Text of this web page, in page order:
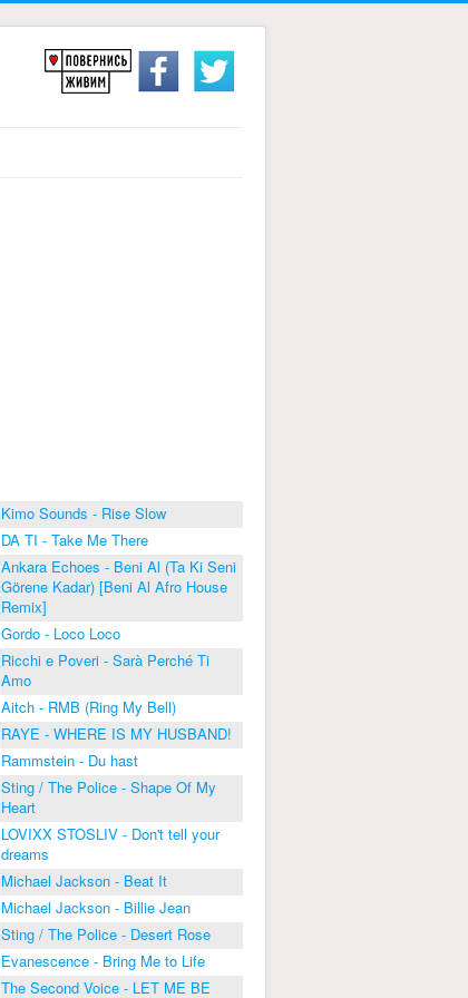
Kimo Sounds - Rise Slow
DA TI - Take Me There
Ankara Echoes - Beni Al (Ta Ki Seni
Görene Kadar) [Beni Al Afro House
Remix]
Gordo - Loco Loco
Ricchi e Poveri - Sarà Perché Ti
Amo
Aitch - RMB (Ring My Bell)
RAYE - WHERE IS MY HUSBAND!
Rammstein - Du hast
Sting / The Police - Shape Of My
Heart
LOVIXX STOSLIV - Don't tell your
dreams
Michael Jackson - Beat It
Michael Jackson - Billie Jean
Sting / The Police - Desert Rose
Evanescence - Bring Me to Life
The Second Voice - LET ME BE